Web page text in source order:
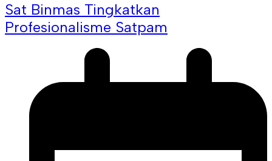
Sat Binmas Tingkatkan
Profesionalisme Satpam